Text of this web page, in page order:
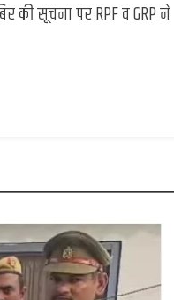
सूचना पर RPF व GRP ने